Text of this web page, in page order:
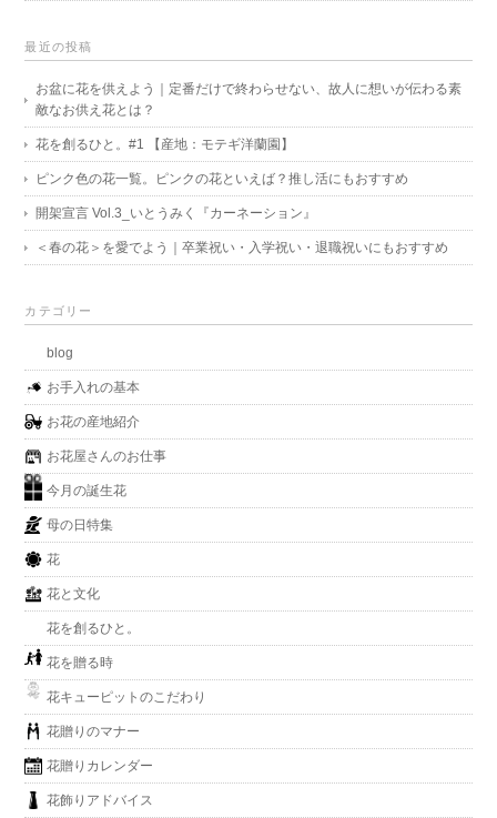
最近の投稿
お盆に花を供えよう｜定番だけで終わらせない、故人に想いが伝わる素
敵なお供え花とは？
花を創るひと。#1 【産地：モテギ洋蘭園】
ピンク色の花一覧。ピンクの花といえば？推し活にもおすすめ
開架宣言 Vol.3_いとうみく『カーネーション』
＜春の花＞を愛でよう｜卒業祝い・入学祝い・退職祝いにもおすすめ
カテゴリー
blog
お手入れの基本
お花の産地紹介
お花屋さんのお仕事
今月の誕生花
母の日特集
花
花と文化
花を創るひと。
花を贈る時
花キューピットのこだわり
花贈りのマナー
花贈りカレンダー
花飾りアドバイス